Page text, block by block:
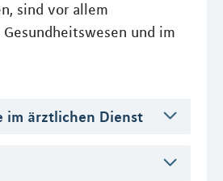
sind vor allem
und im
im ärztlichen Dienst